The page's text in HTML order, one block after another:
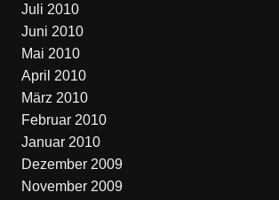
Juli 2010
Juni 2010
Mai 2010
April 2010
März 2010
Februar 2010
Januar 2010
Dezember 2009
November 2009